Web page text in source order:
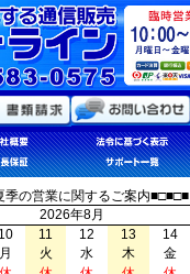
季の営業に関するご案内■□■□■
2026年8月
10 11 12 13 14
月 火 水 木 金